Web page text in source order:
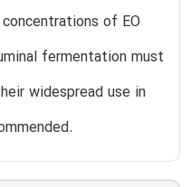
of EO
fermentation must
widespread use in